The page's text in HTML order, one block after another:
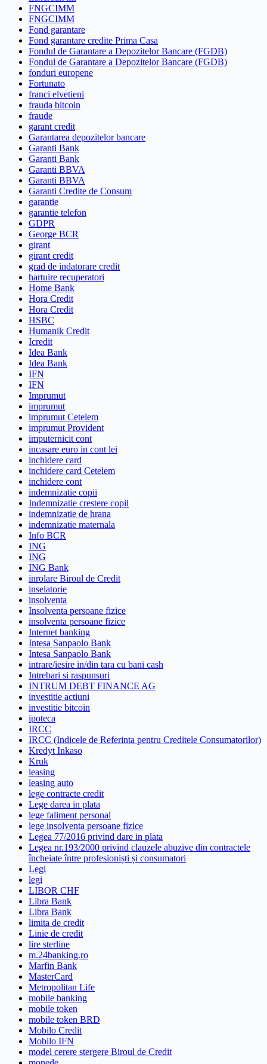
FNGCIMM
FNGCIMM
Fond garantare
Fond garantare credite Prima Casa
Fondul de Garantare a Depozitelor Bancare (FGDB)
Fondul de Garantare a Depozitelor Bancare (FGDB)
fonduri europene
Fortunato
franci elvetieni
frauda bitcoin
fraude
garant credit
Garantarea depozitelor bancare
Garanti Bank
Garanti Bank
Garanti BBVA
Garanti BBVA
Garanti Credite de Consum
garantie
garantie telefon
GDPR
George BCR
girant
girant credit
grad de indatorare credit
hartuire recuperatori
Home Bank
Hora Credit
Hora Credit
HSBC
Humanik Credit
Icredit
Idea Bank
Idea Bank
IFN
IFN
Imprumut
imprumut
imprumut Cetelem
imprumut Provident
imputernicit cont
incasare euro in cont lei
inchidere card
inchidere card Cetelem
inchidere cont
indemnizatie copii
Indemnizatie crestere copil
indemnizatie de hrana
indemnizatie maternala
Info BCR
ING
ING
ING Bank
inrolare Biroul de Credit
inselatorie
insolventa
Insolventa persoane fizice
insolventa persoane fizice
Internet banking
Intesa Sanpaolo Bank
Intesa Sanpaolo Bank
intrare/iesire in/din tara cu bani cash
Intrebari si raspunsuri
INTRUM DEBT FINANCE AG
investitie actiuni
investitie bitcoin
ipoteca
IRCC
IRCC (Indicele de Referinta pentru Creditele Consumatorilor)
Kredyt Inkaso
Kruk
leasing
leasing auto
lege contracte credit
Lege darea in plata
lege faliment personal
lege insolventa persoane fizice
Legea 77/2016 privind dare in plata
Legea nr.193/2000 privind clauzele abuzive din contractele
încheiate între profesioniști și consumatori
Legi
legi
LIBOR CHF
Libra Bank
Libra Bank
limita de credit
Linie de credit
lire sterline
m.24banking.ro
Marfin Bank
MasterCard
Metropolitan Life
mobile banking
mobile token
mobile token BRD
Mobilo Credit
Mobilo IFN
model cerere stergere Biroul de Credit